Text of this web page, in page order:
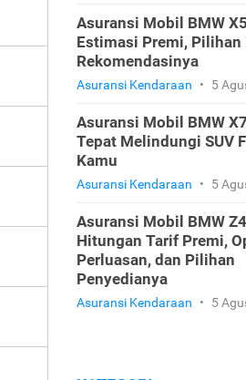
Asuransi Mobil BMW
Estimasi Premi, Pilihan
Rekomendasinya
Asuransi Kendaraan • 5
Asuransi Mobil BMW
Tepat Melindungi SUV
Kamu
Asuransi Kendaraan • 5
Asuransi Mobil BMW
Hitungan Tarif Premi,
Perluasan, dan Pilihan
Penyedianya
Asuransi Kendaraan • 5